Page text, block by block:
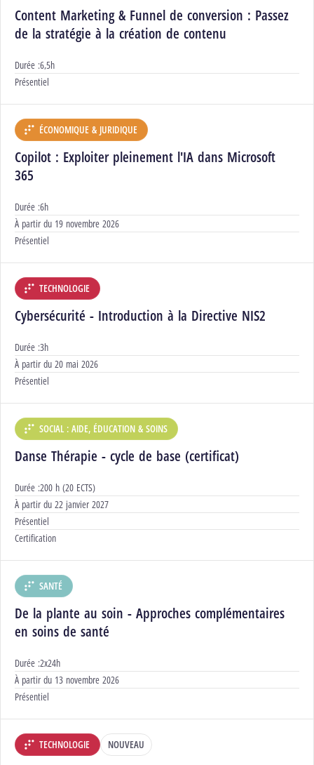
Content Marketing & Funnel de conversion : Passez
de la stratégie à la création de contenu
Durée :6,5h
Modalités :
Présentiel
DÉPARTEMENT :
ÉCONOMIQUE & JURIDIQUE
Copilot : Exploiter pleinement l'IA dans Microsoft
365
Durée :6h
Début :
À partir du 19 novembre 2026
Modalités :
Présentiel
DÉPARTEMENT :
TECHNOLOGIE
Cybersécurité - Introduction à la Directive NIS2
Durée :3h
Début :
À partir du 20 mai 2026
Modalités :
Présentiel
DÉPARTEMENT :
SOCIAL : AIDE, ÉDUCATION & SOINS
Danse Thérapie - cycle de base (certificat)
Durée :200 h (20 ECTS)
Début :
À partir du 22 janvier 2027
Modalités :
Présentiel
Certification :
Certification
DÉPARTEMENT :
SANTÉ
De la plante au soin - Approches complémentaires
en soins de santé
Durée :2x24h
Début :
À partir du 13 novembre 2026
Modalités :
Présentiel
DÉPARTEMENT :
TECHNOLOGIE NOUVEAU